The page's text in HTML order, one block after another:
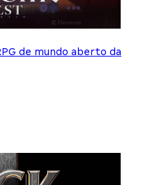
de mundo aberto da